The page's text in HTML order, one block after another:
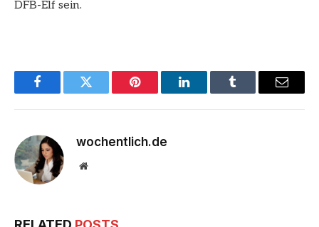
DFB-Elf sein.
FacebookTwitter Pinterest LinkedInTumblr Email
wochentlich.de
Website